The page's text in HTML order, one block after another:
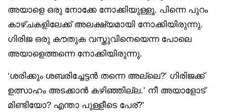
അയാളെ ഒരു നോക്കേ നോക്കിയുള്ളൂ. പിന്നെ പുറം
കാഴ്ചകളിലേക്ക് അലക്ഷ്യമായി നോക്കിയിരുന്നു.
ഗിരിജ ഒരു കൗതുക വസ്തുവിനെയെന്ന പോലെ
അയാളെത്തന്നെ നോക്കിയിരുന്നു.
‘ശരിക്കും ശബരിച്ചേട്ടൻ തന്നെ അല്ലെ?’ ഗിരിജക്ക്
ഉത്സാഹം അടക്കാൻ കഴിഞ്ഞില്ല.’ നീ അയാളോട്
മിണ്ടിയോ? എന്താ പുള്ളീടെ പേര്?’